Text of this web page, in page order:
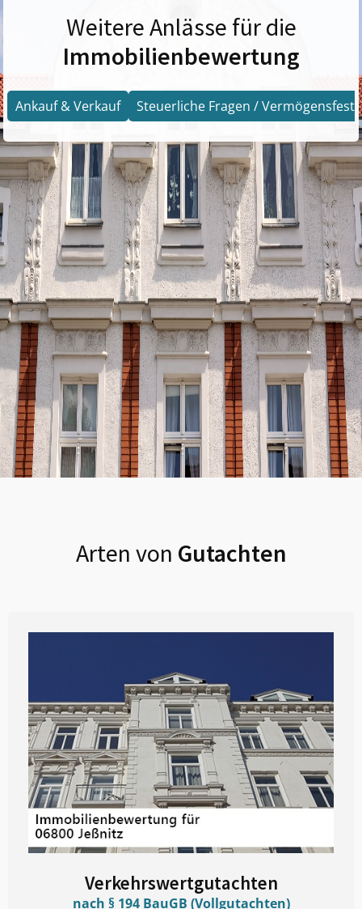
Weitere Anlässe für die
Immobilienbewertung
Ankauf & Verkauf Steuerliche Fragen /
Arten von Gutachten
Verkehrswertgutachten
nach § 194 BauGB (Vollgutachten)